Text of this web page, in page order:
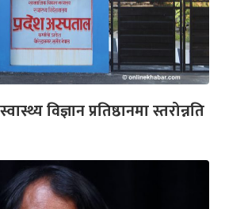
विज्ञान प्रतिष्ठानमा स्तरोन्नति